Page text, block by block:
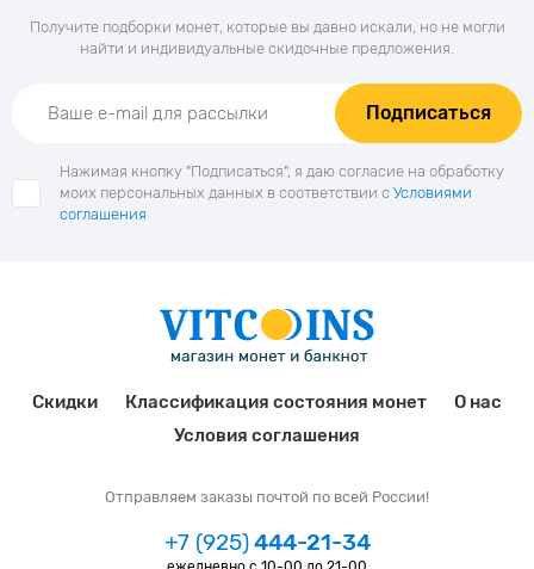
Получите подборки монет, которые вы давно искали, но не могли
найти и индивидуальные скидочные предложения.
Подписаться
Нажимая кнопку "Подписаться", я даю согласие на обработку
моих персональных данных в соответствии с Условиями
соглашения
Скидки Классификация состояния монет
О нас
Условия соглашения
Отправляем заказы почтой по всей России!
+7 (925)444-21-34